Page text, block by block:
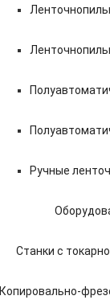
Ручные
Станки с
Копировально-